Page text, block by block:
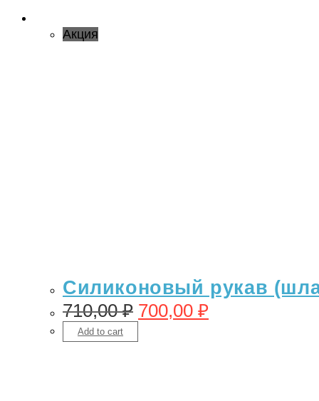
Акция
Силиконовый рукав
710,00₽ 700,00 ₽
Add to cart